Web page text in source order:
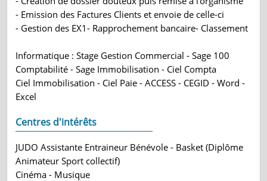
- Emission des Factures Clients et envoie de celle-ci
- Gestion des EX1- Rapprochement bancaire- Classement
Informatique : Stage Gestion Commercial - Sage 100
Comptabilité - Sage Immobilisation - Ciel Compta
Ciel Immobilisation - Ciel Paie - ACCESS - CEGID - Word -
Excel
Centres d'intérêts
JUDO Assistante Entraineur Bénévole - Basket (Diplôme
Animateur Sport collectif)
Cinéma - Musique